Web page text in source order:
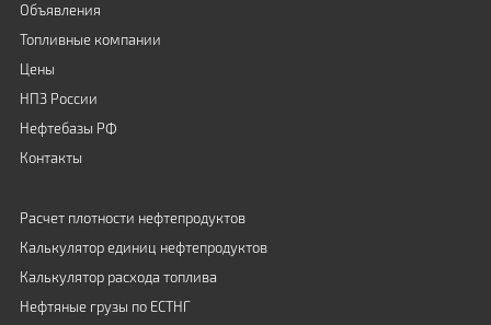
Объявления
Топливные компании
Цены
НПЗ России
Нефтебазы РФ
Контакты
Расчет плотности нефтепродуктов
Калькулятор единиц нефтепродуктов
Калькулятор расхода топлива
Нефтяные грузы по ЕСТНГ